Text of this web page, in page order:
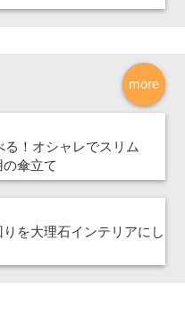
more
る！オシャレでスリム
傘立て
を大理石インテリアにし